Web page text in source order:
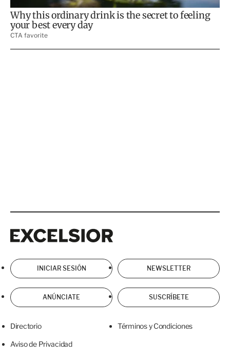
INICIAR SESIÓN NEWSLETTER
ANÚNCIATE SUSCRÍBETE
Directorio Términos y Condiciones
Aviso de Privacidad